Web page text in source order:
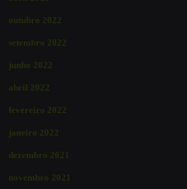
outubro 2022
setembro 2022
junho 2022
abril 2022
fevereiro 2022
janeiro 2022
dezembro 2021
novembro 2021